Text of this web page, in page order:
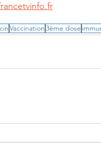
Vaccination3ème dose